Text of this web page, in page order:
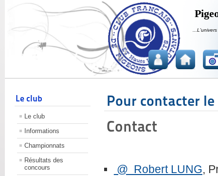
Le club
Le club
Informations
Championnats
Résultats des
concours
Pour contacter le
Contact
@ Robert LUNG,